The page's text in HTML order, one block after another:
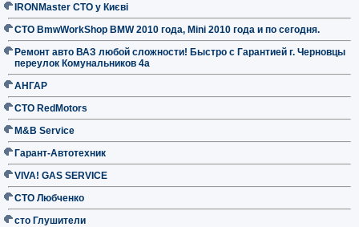
IRONMaster СТО у Києві
СТО BmwWorkShop BMW 2010 года, Mini 2010 года и по сегодня.
Ремонт авто ВАЗ любой сложности! Быстро с Гарантией г. Черновцы
переулок Комунальников 4а
АНГАР
СТО RedMotors
M&B Service
Гарант-Автотехник
VIVA! GAS SERVICE
СТО Любченко
сто Глушители